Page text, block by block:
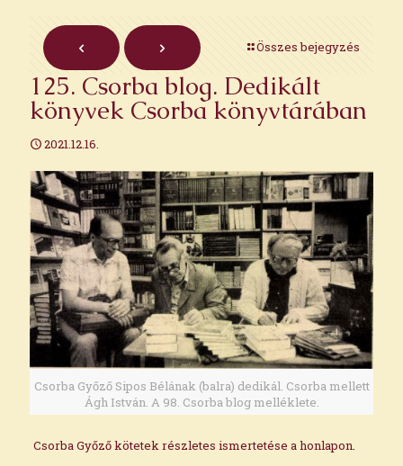
Összes bejegyzés
125. Csorba blog. Dedikált
könyvek Csorba könyvtárában
2021.12.16.
Csorba Győző Sipos Bélának (balra) dedikál. Csorba mellett
Ágh István. A 98. Csorba blog melléklete.
Csorba Győző kötetek részletes ismertetése a honlapon